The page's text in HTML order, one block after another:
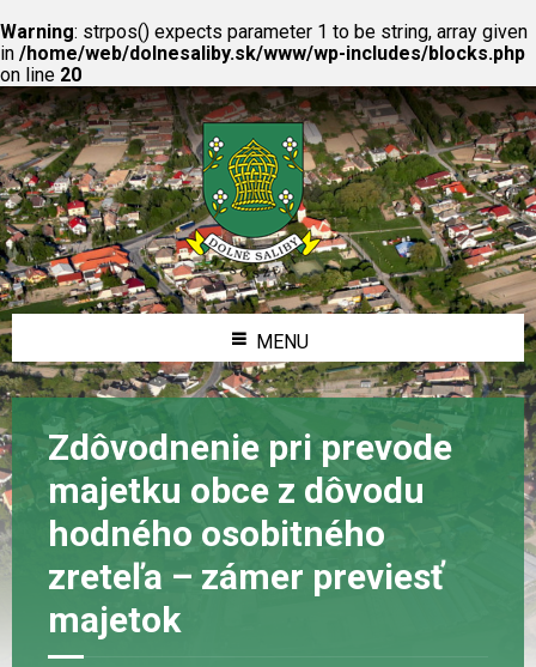
Warning: strpos() expects parameter 1 to be string, array given
in /home/web/dolnesaliby.sk/www/wp-includes/blocks.php
on line 20
MENU
Zdôvodnenie pri prevode
majetku obce z dôvodu
hodného osobitného
zreteľa – zámer previesť
majetok